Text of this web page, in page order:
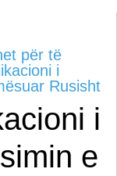
për të
i
Rusisht
i
e